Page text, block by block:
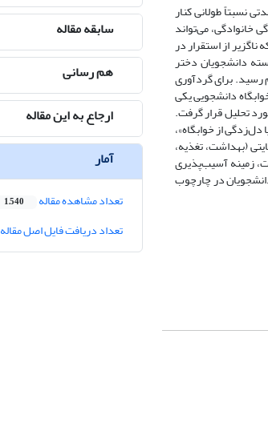
نسبتاً طولانی کنار
خانوادگی، می‌تواند
از استقرار در
دانشجویان دختر
رسید. برای گردآوری
دانشجویی یکی
روش تحلیل مضمون مورد تحلیل قرار گرفت.
از خوابگاه»،
(بهداشت، تغذیه،
زمینه آسیب‌پذیری
در چارچوب
سابقه مقاله
هم رسانی
ارجاع به این مقاله
آمار
تعداد مشاهده مقاله 1,540
تعداد دریافت فایل اصل مقاله